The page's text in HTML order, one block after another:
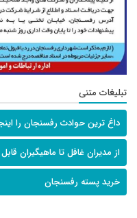
تبلیغات متنی
داغ ترین حوادث رفسنجان را
از مدیران غافل تا ماهیگیران
خرید پسته رفسنجان